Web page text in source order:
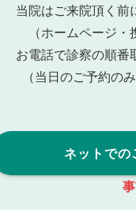
当院はご来院頂く前
（ホームページ・
お電話で診察の順番
（当日のご予約の
ネットでの